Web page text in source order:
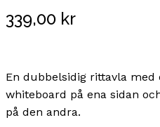
339,00 kr
En dubbelsidig rittavla med
whiteboard på ena sidan
på den andra.